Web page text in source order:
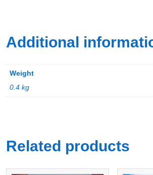
Additional
Weight
0.4 kg
Related products